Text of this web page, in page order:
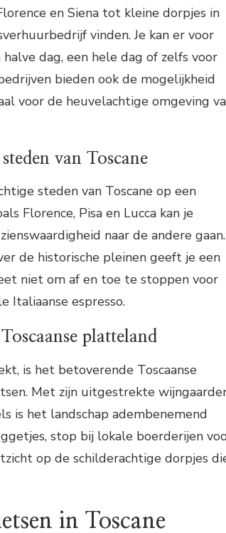
en Siena tot kleine dorpjes in
vinden. Je kan er voor
dag, een hele dag of zelfs voor
bieden ook de mogelijkheid
voor de heuvelachtige omgeving
van Toscane
steden van Toscane op een
Florence, Pisa en Lucca kan je
naar de andere gaan.
de historische pleinen geeft je een
niet om af en toe te stoppen voor
Italiaanse espresso.
platteland
is het betoverende Toscaanse
Met zijn uitgestrekte
is het landschap adembenemend
stop bij lokale boerderijen
op de schilderachtige dorpjes
in Toscane